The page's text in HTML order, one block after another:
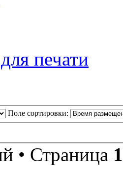
печати
Поле сортировки:
• Страница 1